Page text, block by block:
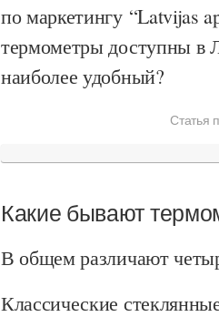
по маркетингу“Latvijas
термометры доступны в
наиболее удобный?
Статья
Какие бывают
В общем различают
Классические